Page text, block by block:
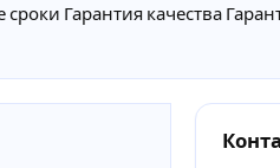
Гарантия качества